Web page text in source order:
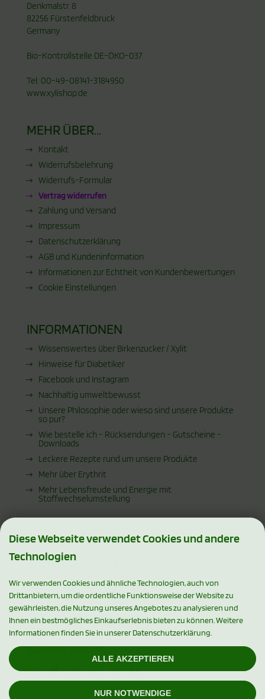
Denkmalstr. 8
82256 Fürstenfeldbruck
Germany
Bio-Kontrollstelle DE-ÖKO-037
Tel: 00-49-08141-3184950
www.xylishop.de
MEHR ÜBER...
Kontakt
Widerrufsbelehrung
Widerrufs-Formular
Vertrag widerrufen
Zahlung und Versand
Impressum
Datenschutzerklärung
AGB und Kundeninformation
Informationen zur Echtheit von Kundenbewertungen
Cookie Einstellungen
INFORMATIONEN
Wissenswertes über Birkenzucker / Xylit
Hinweise für Diabetiker
Facebook und Instagram
Nachhaltig umweltbewusst
Unsere Philosophie oder wieso sind unsere Produkte
so pur?
Wie bestelle ich - Rücksendungen - Gutscheine -
Downloads
Leckere Rezepte rund um unsere Produkte
Mehr über Erythrit
Mehr Lebensfreude und Energie mit
Stoffwechselumstellung
ZAHLUNGSMETHODEN
SOCIAL MEDIA
Diese Webseite verwendet Cookies und andere
Technologien
Wir verwenden Cookies und ähnliche Technologien, auch von
Drittanbietern, um die ordentliche Funktionsweise der Website zu
gewährleisten, die Nutzung unseres Angebotes zu analysieren und
Ihnen ein bestmögliches Einkaufserlebnis bieten zu können. Weitere
Informationen finden Sie in unserer Datenschutzerklärung.
ALLE AKZEPTIEREN
NUR NOTWENDIGE